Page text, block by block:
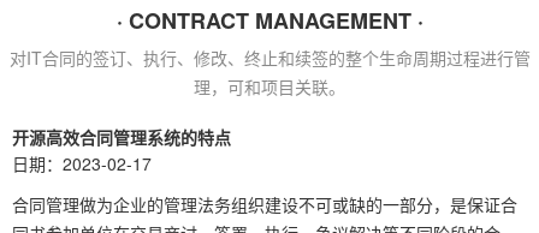
· CONTRACT MANAGEMENT ·
对IT合同的签订、执行、修改、终止和续签的整个生命周期过程进行管
理，可和项目关联。
开源高效合同管理系统的特点
日期：2023-02-17
合同管理做为企业的管理法务组织建设不可或缺的一部分，是保证合